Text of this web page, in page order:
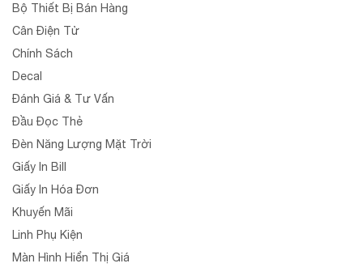
Bộ Thiết Bị Bán Hàng
Cân Điện Tử
Chính Sách
Decal
Đánh Giá & Tư Vấn
Đầu Đọc Thẻ
Đèn Năng Lượng Mặt Trời
Giấy In Bill
Giấy In Hóa Đơn
Khuyến Mãi
Linh Phụ Kiện
Màn Hình Hiển Thị Giá